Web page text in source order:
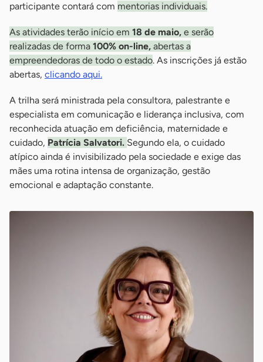
participante contará com mentorias individuais.
As atividades terão início em 18 de maio, e serão
realizadas de forma 100% on-line, abertas a
empreendedoras de todo o estado. As inscrições já estão
abertas, clicando aqui.
A trilha será ministrada pela consultora, palestrante e
especialista em comunicação e liderança inclusiva, com
reconhecida atuação em deficiência, maternidade e
cuidado, Patrícia Salvatori. Segundo ela, o cuidado
atípico ainda é invisibilizado pela sociedade e exige das
mães uma rotina intensa de organização, gestão
emocional e adaptação constante.